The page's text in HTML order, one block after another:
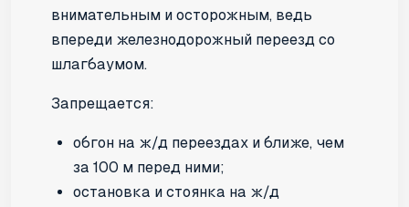
внимательным и осторожным, ведь
впереди железнодорожный переезд со
шлагбаумом.
Запрещается:
обгон на ж/д переездах и ближе, чем
за 100 м перед ними;
остановка и стоянка на ж/д